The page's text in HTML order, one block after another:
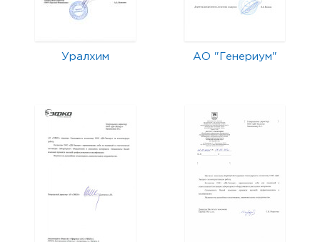
Уралхим АО "Генериум"